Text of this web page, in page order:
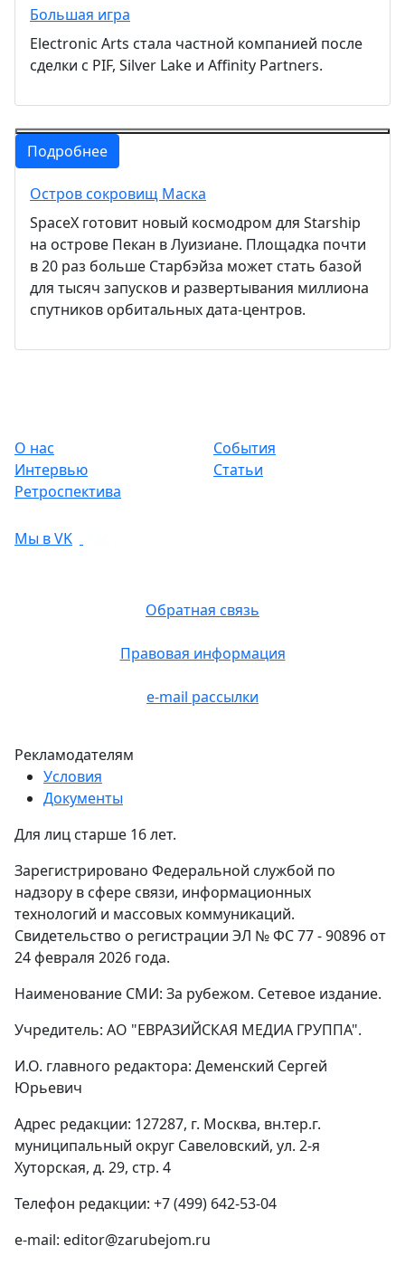
Большая игра
Electronic Arts стала частной компанией после
сделки с PIF, Silver Lake и Affinity Partners.
Подробнее
Остров сокровищ Маска
SpaceX готовит новый космодром для Starship
на острове Пекан в Луизиане. Площадка почти
в 20 раз больше Старбэйза может стать базой
для тысяч запусков и развертывания миллиона
спутников орбитальных дата-центров.
О нас
События
Интервью
Статьи
Ретроспектива
Мы в VK
Рекламодателям
Условия
Документы
Обратная связь
Правовая информация
e-mail рассылки
Для лиц старше 16 лет.
Зарегистрировано Федеральной службой по
надзору в сфере связи, информационных
технологий и массовых коммуникаций.
Свидетельство о регистрации ЭЛ № ФС 77 - 90896 от
24 февраля 2026 года.
Наименование СМИ: За рубежом. Сетевое издание.
Учредитель: АО "ЕВРАЗИЙСКАЯ МЕДИА ГРУППА".
И.О. главного редактора: Деменский Сергей
Юрьевич
Адрес редакции: 127287, г. Москва, вн.тер.г.
муниципальный округ Савеловский, ул. 2-я
Хуторская, д. 29, стр. 4
Телефон редакции: +7 (499) 642-53-04
e-mail: editor@zarubejom.ru